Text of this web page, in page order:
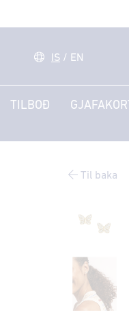
IS / EN
TILBOÐ GJAFAKORT
Til baka